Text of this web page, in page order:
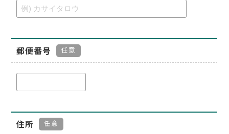
郵便番号 任意
住所 任意